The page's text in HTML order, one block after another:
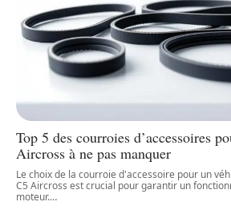
Top 5 des courroies d’accessoires
Aircross à ne pas manquer
Le choix de la courroie d'accessoire pour un
C5 Aircross est crucial pour garantir un
moteur.…